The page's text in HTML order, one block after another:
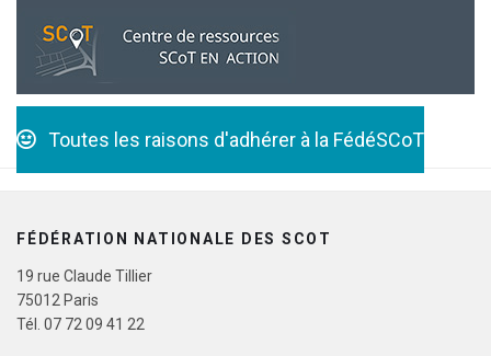
Toutes les raisons d'adhérer à la FédéSCoT
FÉDÉRATION NATIONALE DES SCOT
19 rue Claude Tillier
75012 Paris
Tél. 07 72 09 41 22